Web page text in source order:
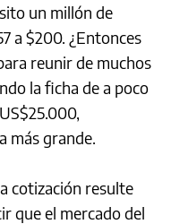
un millón de
a $200. ¿Entonces
reunir de muchos
la ficha de a poco
más grande.
cotización resulte
que el mercado del